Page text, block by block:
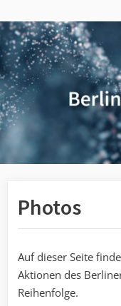
to
content
Photos
Auf dieser Seite
Aktionen des
Reihenfolge.